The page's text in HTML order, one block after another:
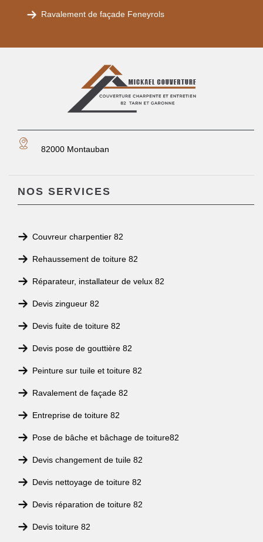
Ravalement de façade Feneyrols
82000 Montauban
NOS SERVICES
Couvreur charpentier 82
Rehaussement de toiture 82
Réparateur, installateur de velux 82
Devis zingueur 82
Devis fuite de toiture 82
Devis pose de gouttière 82
Peinture sur tuile et toiture 82
Ravalement de façade 82
Entreprise de toiture 82
Pose de bâche et bâchage de toiture82
Devis changement de tuile 82
Devis nettoyage de toiture 82
Devis réparation de toiture 82
Devis toiture 82